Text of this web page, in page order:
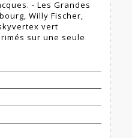
- Les Grandes
Willy Fischer,
vert
sur une seule